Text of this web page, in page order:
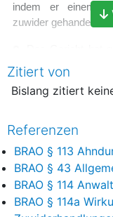
indem er einem
zuwider gehandelt
angeordnet sowie
und seine
3
Hiergegen
einen
Rechtsanwaltschaft
Herabsetzung der
Zitiert von
Bislang zitiert
Referenzen
BRAO § 113
BRAO § 43
BRAO § 114
BRAO § 114a